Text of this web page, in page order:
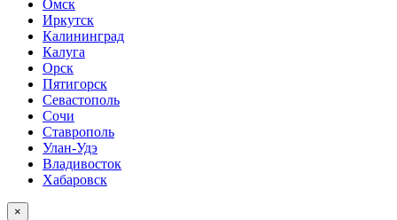
Омск
Иркутск
Калининград
Калуга
Орск
Пятигорск
Севастополь
Сочи
Ставрополь
Улан-Удэ
Владивосток
Хабаровск
×